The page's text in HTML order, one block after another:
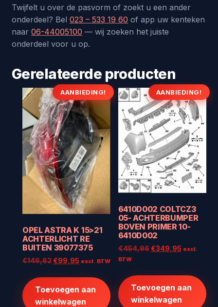
Twijfelt u over de pasvorm of zoekt u een ander
onderdeel? Bel 023 – 533 19 60 of app uw kenteken
naar 06-44005100 — wij zoeken het juiste
onderdeel voor u op.
Gerelateerde producten
AANBIEDING!
OPEL ASTRA K 15>21
ACHTERLICHT RE
BUITEN 39077375
€146,62Oorspronkelijke
€146,62.
€99,95 Huidige
€99,95.
excl. BTW
Toevoegen aan
winkelwagen
AANBIEDING!
6410D002 COLTCZ3
05- ACHTERBUMPER
BOVEN PRIMER 10-
6410D002
€454,96 Oorspronkelijke
€349,95Huidige
€349,95.
excl.
BTW
Toevoegen aan
winkelwagen